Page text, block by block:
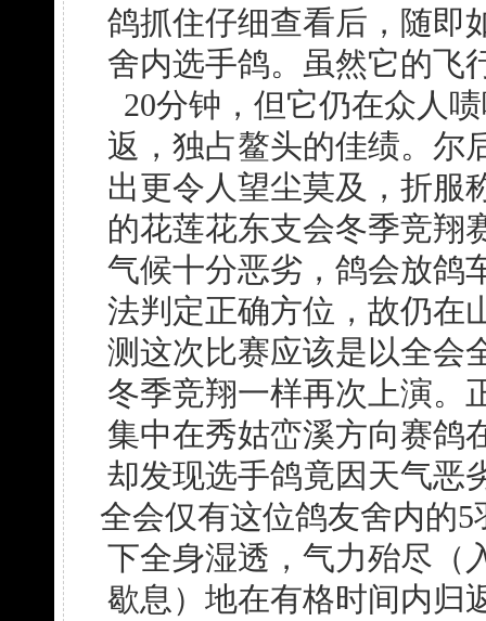
鸽抓住仔细查看后，随即
舍内选手鸽。虽然它的飞
20分钟，但它仍在众人
返，独占鳌头的佳绩。尔
出更令人望尘莫及，折服
的花莲花东支会冬季竞翔
气候十分恶劣，鸽会放鸽
法判定正确方位，故仍在
测这次比赛应该是以全会
冬季竞翔一样再次上演。
集中在秀姑峦溪方向赛鸽
却发现选手鸽竟因天气恶
全会仅有这位鸽友舍内的
下全身湿透，气力殆尽（
歇息）地在有格时间内归